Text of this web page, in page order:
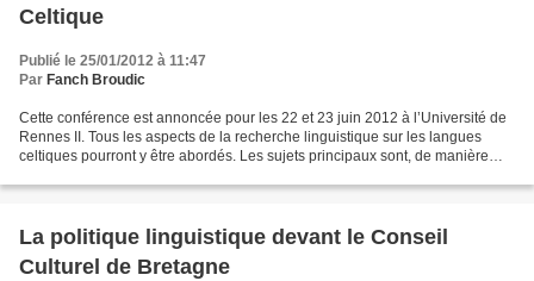
Celtique
Publié le 25/01/2012 à 11:47
Par Fanch Broudic
Cette conférence est annoncée pour les 22 et 23 juin 2012 à l’Université de
Rennes II. Tous les aspects de la recherche linguistique sur les langues
celtiques pourront y être abordés. Les sujets principaux sont, de manière
La politique linguistique devant le Conseil
Culturel de Bretagne